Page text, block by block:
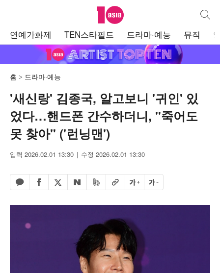
텐아시아 통합
연예가화제 TEN스타필드 드라마·예능 뮤직
홈 드라마·예능
'새신랑' 김종국, 알고보니 '귀인' 있
었다…핸드폰 간수하더니, "죽어도
못 찾아" ('런닝맨')
입력 2026.02.01 13:30 수정 2026.02.01 13:30
카카오톡 공유하기
페이스북 공유하기
엑스 공유하기
네이버 공유하기
밴드 공유하기
URL복사글자 크게글자 작게